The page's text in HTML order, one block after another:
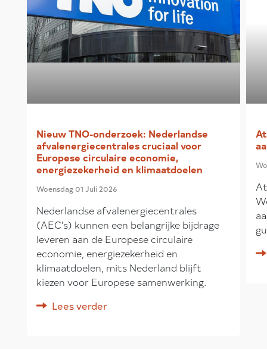
Nieuw TNO-onderzoek: Nederlandse
afvalenergiecentrales cruciaal voor
Europese circulaire economie,
energiezekerheid en klimaatdoelen
Woensdag 01 Juli 2026
Nederlandse afvalenergiecentrales
(AEC's) kunnen een belangrijke bijdrage
leveren aan de Europese circulaire
economie, energiezekerheid en
klimaatdoelen, mits Nederland blijft
kiezen voor Europese samenwerking.
Lees verder